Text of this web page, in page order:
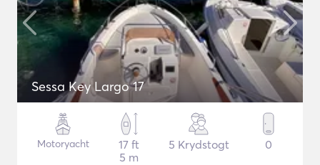
Sessa Key Largo 17
Motoryacht
17 ft
5 m
5 Krydstogt 0